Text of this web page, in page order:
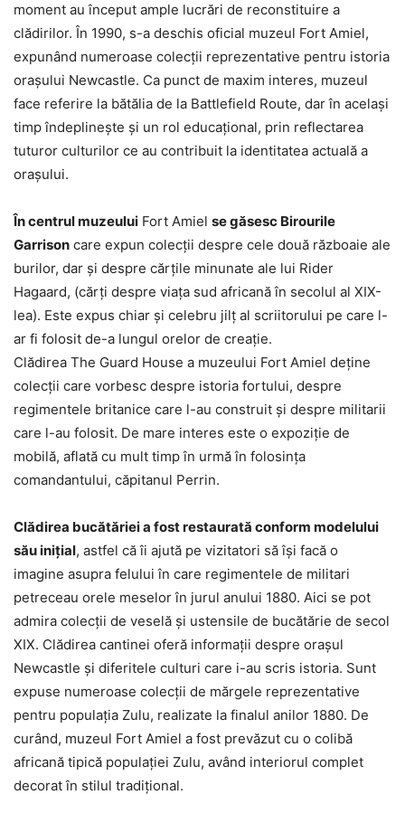
moment au început ample lucrări de reconstituire a
clădirilor. În 1990, s-a deschis oficial muzeul Fort Amiel,
expunând numeroase colecţii reprezentative pentru istoria
oraşului Newcastle. Ca punct de maxim interes, muzeul
face referire la bătălia de la Battlefield Route, dar în acelaşi
timp îndeplineşte şi un rol educaţional, prin reflectarea
tuturor culturilor ce au contribuit la identitatea actuală a
oraşului.
În centrul muzeului Fort Amiel se găsesc Birourile
Garrison care expun colecţii despre cele două războaie ale
burilor, dar şi despre cărţile minunate ale lui Rider
Hagaard, (cărţi despre viaţa sud africană în secolul al XIX-
lea). Este expus chiar şi celebru jilţ al scriitorului pe care l-
ar fi folosit de-a lungul orelor de creaţie.
Clădirea The Guard House a muzeului Fort Amiel deţine
colecţii care vorbesc despre istoria fortului, despre
regimentele britanice care l-au construit şi despre militarii
care l-au folosit. De mare interes este o expoziţie de
mobilă, aflată cu mult timp în urmă în folosinţa
comandantului, căpitanul Perrin.
Clădirea bucătăriei a fost restaurată conform modelului
său iniţial, astfel că îi ajută pe vizitatori să îşi facă o
imagine asupra felului în care regimentele de militari
petreceau orele meselor în jurul anului 1880. Aici se pot
admira colecţii de veselă şi ustensile de bucătărie de secol
XIX. Clădirea cantinei oferă informaţii despre oraşul
Newcastle şi diferitele culturi care i-au scris istoria. Sunt
expuse numeroase colecţii de mărgele reprezentative
pentru populaţia Zulu, realizate la finalul anilor 1880. De
curând, muzeul Fort Amiel a fost prevăzut cu o colibă
africană tipică populaţiei Zulu, având interiorul complet
decorat în stilul tradiţional.